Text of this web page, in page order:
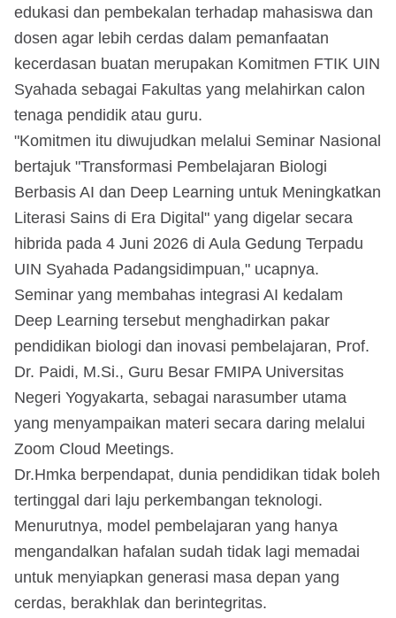
edukasi dan pembekalan terhadap mahasiswa dan
dosen agar lebih cerdas dalam pemanfaatan
kecerdasan buatan merupakan Komitmen FTIK UIN
Syahada sebagai Fakultas yang melahirkan calon
tenaga pendidik atau guru.
"Komitmen itu diwujudkan melalui Seminar Nasional
bertajuk "Transformasi Pembelajaran Biologi
Berbasis AI dan Deep Learning untuk Meningkatkan
Literasi Sains di Era Digital" yang digelar secara
hibrida pada 4 Juni 2026 di Aula Gedung Terpadu
UIN Syahada Padangsidimpuan," ucapnya.
Seminar yang membahas integrasi AI kedalam
Deep Learning tersebut menghadirkan pakar
pendidikan biologi dan inovasi pembelajaran, Prof.
Dr. Paidi, M.Si., Guru Besar FMIPA Universitas
Negeri Yogyakarta, sebagai narasumber utama
yang menyampaikan materi secara daring melalui
Zoom Cloud Meetings.
Dr.Hmka berpendapat, dunia pendidikan tidak boleh
tertinggal dari laju perkembangan teknologi.
Menurutnya, model pembelajaran yang hanya
mengandalkan hafalan sudah tidak lagi memadai
untuk menyiapkan generasi masa depan yang
cerdas, berakhlak dan berintegritas.